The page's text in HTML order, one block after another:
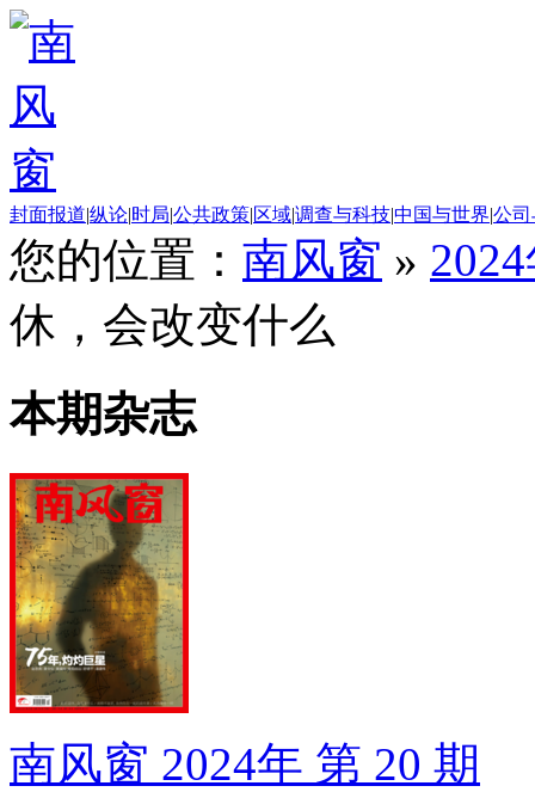
封面报道|纵论|时局|公共政策|区域|调查与科技|中国与世界|公
您的位置： 南风窗 »
休，会改变什么
本期杂志
南风窗 2024年 第 20 期